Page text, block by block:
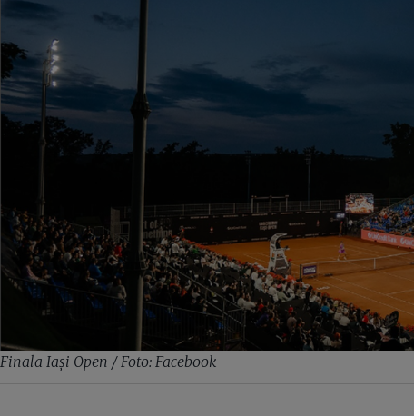
Finala Iași Open / Foto: Facebook